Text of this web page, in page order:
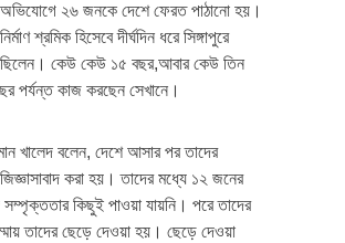
২৬ জনকে দেশে ফেরত পাঠানো হয়।
শ্রমিক হিসেবে দীর্ঘদিন ধরে সিঙ্গাপুরে
কেউ কেউ ১৫ বছর,আবার কেউ তিন
পর্যন্ত কাজ করছেন সেখানে।
খালেদ বলেন, দেশে আসার পর তাদের
করা হয়। তাদের মধ্যে ১২ জনের
সম্পৃক্ততার কিছুই পাওয়া যায়নি। পরে তাদের
তাদের ছেড়ে দেওয়া হয়। ছেড়ে দেওয়া